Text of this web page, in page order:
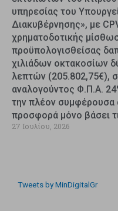
υπηρεσίας του
Διακυβέρνησης», με
χρηματοδοτικής
προϋπολογισθείσας
χιλιάδων οκτακοσίων
λεπτών (205.802,75€),
αναλογούντος Φ.Π.Α.
την πλέον συμφέρουσα
προσφορά μόνο βάσει
27 Ιουλίου, 2026
Tweets by MinDigitalGr